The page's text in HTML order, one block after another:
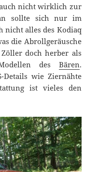
nicht wirklich zur
sollte sich nur im
nicht alles des Kodiaq
die Abrollgeräusche
doch herber als
des Bären.
Details wie Ziernähte
ist vieles den